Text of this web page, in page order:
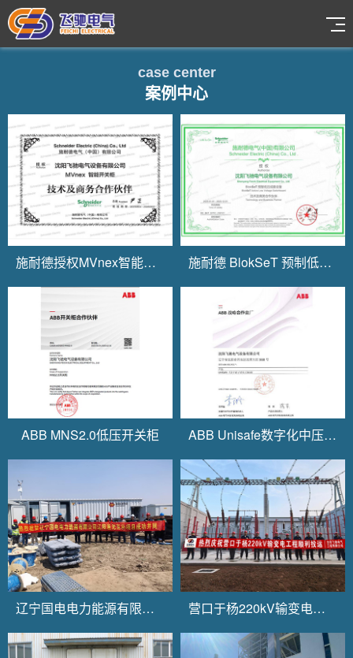
case center
案例中心
施耐德授权MVnex智能开关柜 施耐德 BlokSeT 预制低压成套设备
ABB MNS2.0低压开关柜 ABB Unisafe数字化中压开关柜
辽宁国电电力能源有限公司辽阳渔光互补项目 营口于杨220kV输变电工程